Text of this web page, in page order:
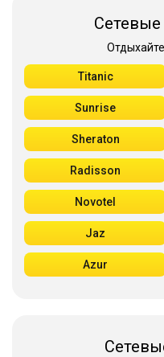
Сетевые
Titanic
Sunrise
Sheraton
Radisson
Novotel
Jaz
Azur